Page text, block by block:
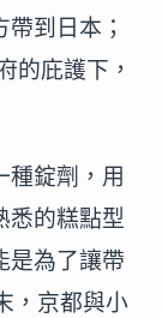
到日本；
的庇護下，
種錠劑，用
悉的糕點型
是為了讓帶
，京都與小